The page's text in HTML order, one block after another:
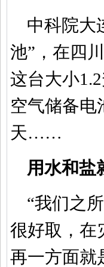
中科院大
池”，在四
这台大小
空气储备电
天……
用水和盐
“我们之所
很好取，在
再一方面就